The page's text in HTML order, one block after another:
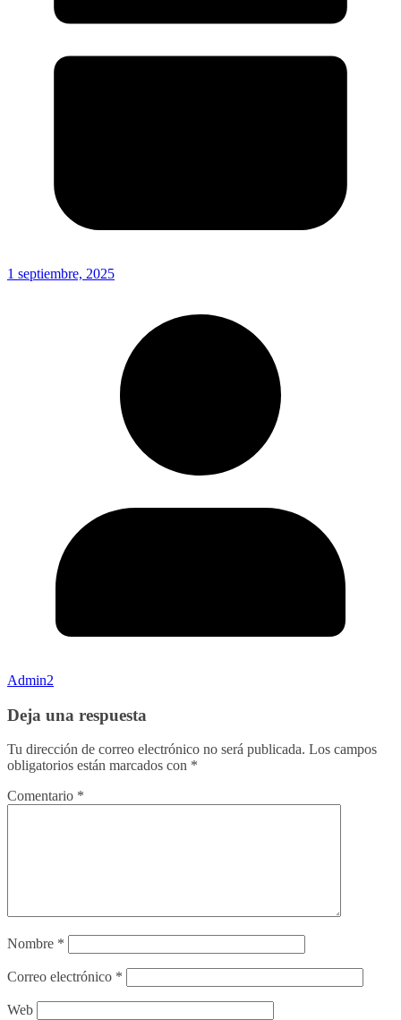
1 septiembre, 2025
Admin2
Deja una respuesta
Tu dirección de correo electrónico no será publicada. Los campos
obligatorios están marcados con *
Comentario *
Nombre *
Correo electrónico *
Web